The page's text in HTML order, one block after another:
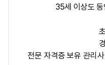
35세 이상도
전문 자격증 보유 관리